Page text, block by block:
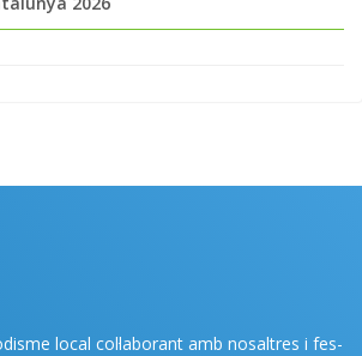
local col·laborant amb nosaltres i fes-